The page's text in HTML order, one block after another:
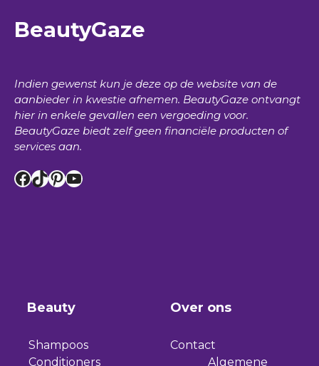
BeautyGaze
Indien gewenst kun je deze op de website van de
aanbieder in kwestie afnemen. BeautyGaze ontvangt
hier in enkele gevallen een vergoeding voor.
BeautyGaze biedt zelf geen financiële producten of
services aan.
Facebook
TikTok
Pinterest
YouTube
Beauty
Shampoos
Conditioners
Over ons
Contact
Algemene